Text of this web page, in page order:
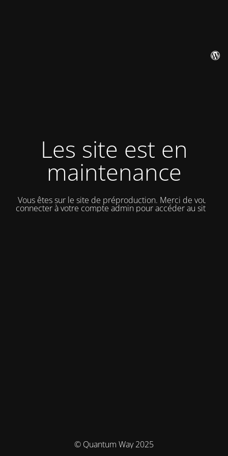
Les site est en
maintenance
Vous êtes sur le site de préproduction. Merci de vous
connecter à votre compte admin pour accéder au site.
© Quantum Way 2025